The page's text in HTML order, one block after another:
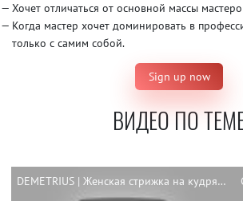
Хочет отличаться от основной массы
Когда мастер хочет доминировать в
только с самим собой.
Sign up now
ВИДЕО ПО
DEMETRIUS | Женская стрижка на кудрявые волосы